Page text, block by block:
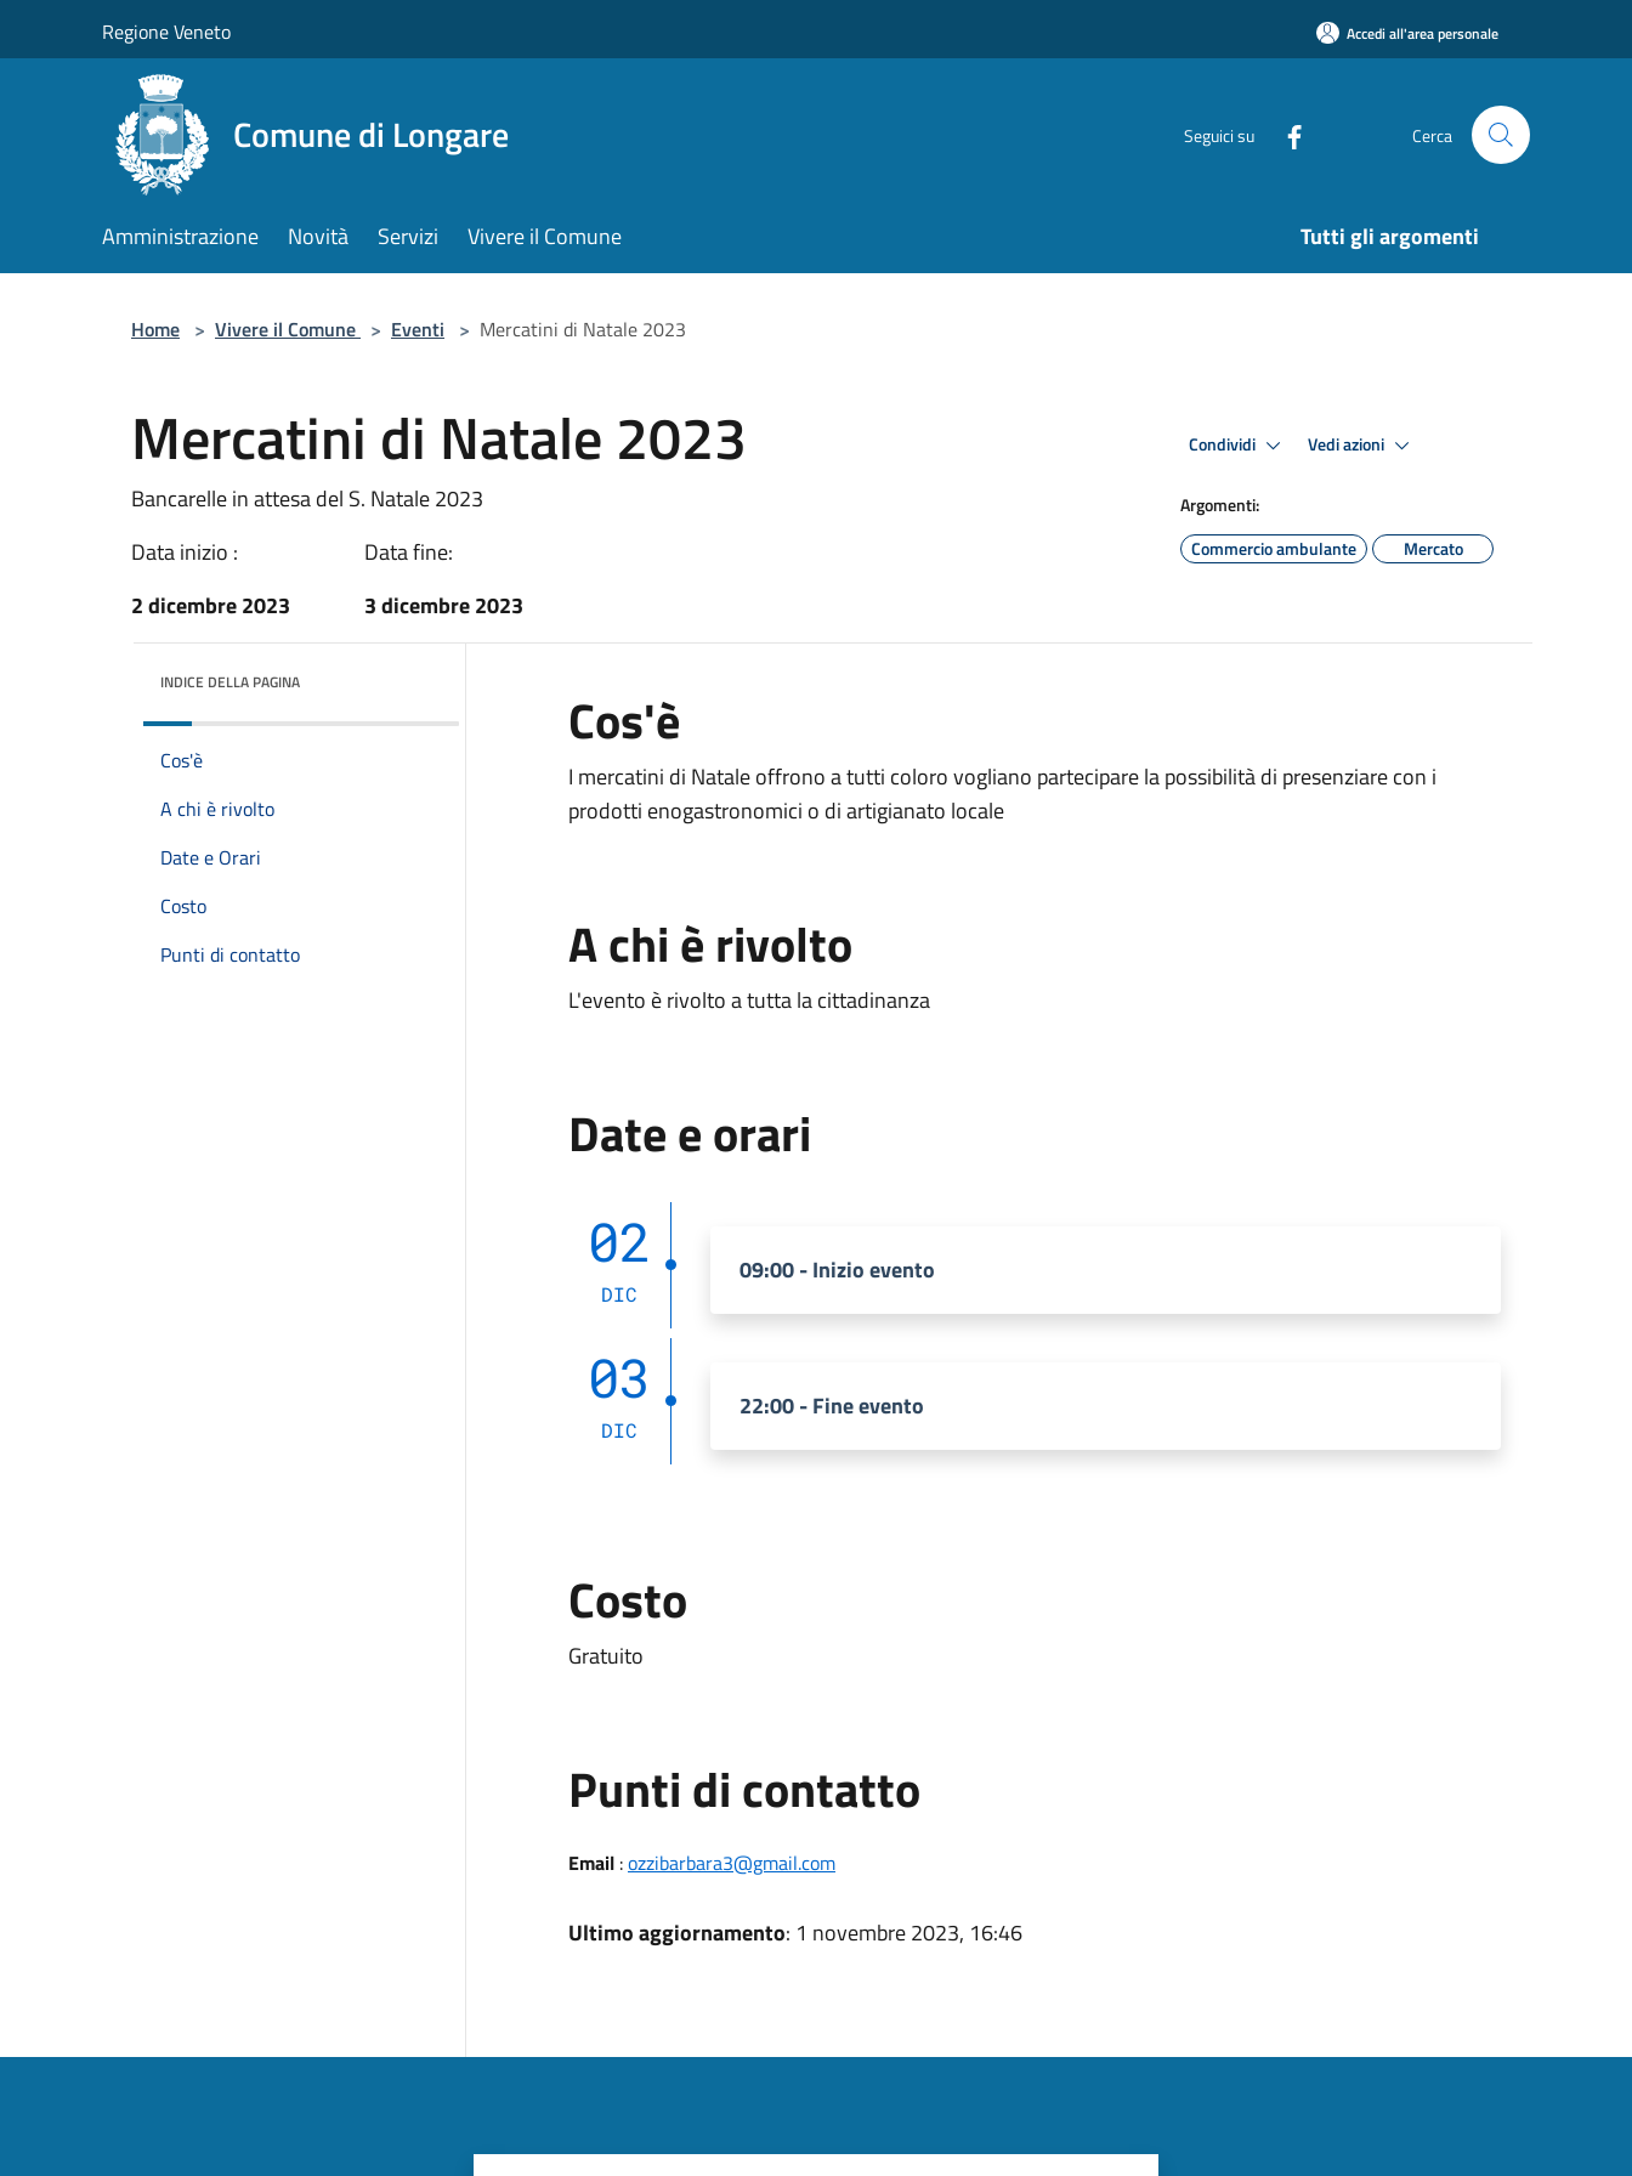
Regione Veneto Accedi all'area personale
Comune di Longare Seguici su Cerca
Amministrazione Novità Servizi Vivere il Comune Tutti gli argomenti
Home > Vivere il Comune > Eventi > Mercatini di Natale 2023
Mercatini di Natale 2023
Bancarelle in attesa del S. Natale 2023
Data inizio :
2 dicembre 2023
Data fine:
3 dicembre 2023
Condividi Vedi azioni
Argomenti:
Commercio ambulante
Mercato
INDICE DELLA PAGINA
Cos'è
A chi è rivolto
Date e Orari
Costo
Punti di contatto
Cos'è
I mercatini di Natale offrono a tutti coloro vogliano partecipare la possibilità di presenziare con i
prodotti enogastronomici o di artigianato locale
A chi è rivolto
L'evento è rivolto a tutta la cittadinanza
Date e orari
02
DIC
09:00 - Inizio evento
03
DIC
22:00 - Fine evento
Costo
Gratuito
Punti di contatto
Email:ozzibarbara3@gmail.com
Ultimo aggiornamento: 1 novembre 2023, 16:46